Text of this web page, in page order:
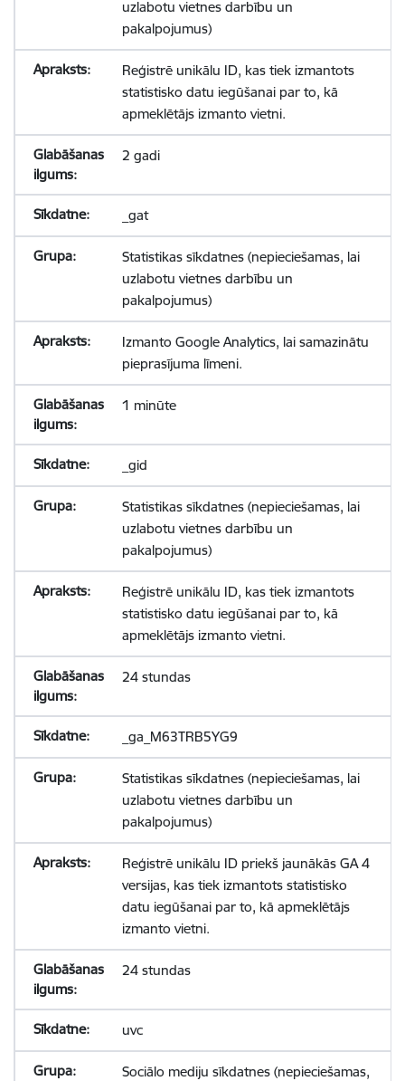
uzlabotu vietnes darbību un
pakalpojumus)
Reģistrē unikālu ID, kas tiek izmantots
statistisko datu iegūšanai par to, kā
apmeklētājs izmanto vietni.
2 gadi
_gat
Statistikas sīkdatnes (nepieciešamas, lai
uzlabotu vietnes darbību un
pakalpojumus)
Izmanto Google Analytics, lai samazinātu
pieprasījuma līmeni.
1 minūte
_gid
Statistikas sīkdatnes (nepieciešamas, lai
uzlabotu vietnes darbību un
pakalpojumus)
Reģistrē unikālu ID, kas tiek izmantots
statistisko datu iegūšanai par to, kā
apmeklētājs izmanto vietni.
24 stundas
_ga_M63TRB5YG9
Statistikas sīkdatnes (nepieciešamas, lai
uzlabotu vietnes darbību un
pakalpojumus)
Reģistrē unikālu ID priekš jaunākās GA 4
versijas, kas tiek izmantots statistisko
datu iegūšanai par to, kā apmeklētājs
izmanto vietni.
24 stundas
uvc
Sociālo mediju sīkdatnes (nepieciešamas,